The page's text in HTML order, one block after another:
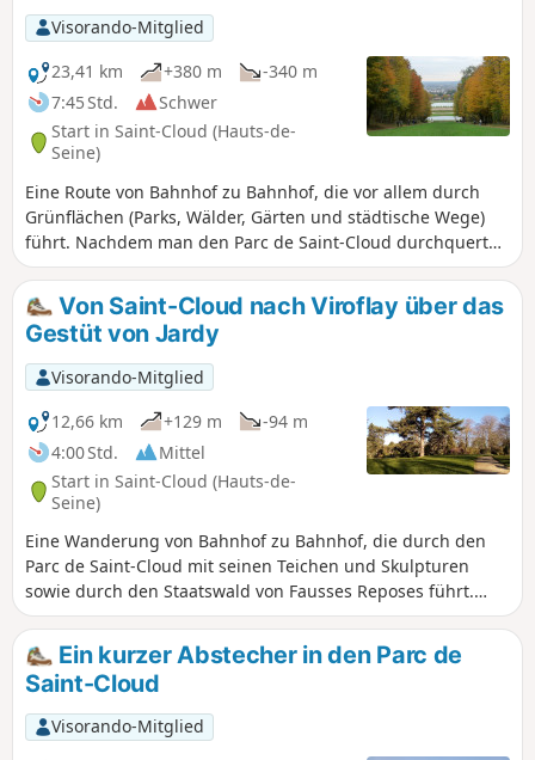
Visorando-Mitglied
23,41 km
+380 m
-340 m
7:45 Std.
Schwer
Start in Saint-Cloud (Hauts-de-
Seine)
Eine Route von Bahnhof zu Bahnhof, die vor allem durch
Grünflächen (Parks, Wälder, Gärten und städtische Wege)
führt. Nachdem man den Parc de Saint-Cloud durchquert
und Marnes-la-Coquette sowie Vaucresson passiert hat,
führt die Route durch die Wälder und Straßen von La-Celle-
Saint-Cloud und Louveciennes, dann durch den Parc de
Marly, bevor sie über den Wald und einige Wanderwege
L'Étang-la-Ville (Bahnhof Saint-Nom-la-Bretèche / Forêt de
Marly) erreicht. Er ermöglicht es zudem, mehrere Bahnhöfe
derselben Linie zu erreichen und die Strecke je nach
Kondition, Lust und Wetter anzupassen.
Von Saint-Cloud nach Viroflay über das
Gestüt von Jardy
Visorando-Mitglied
12,66 km
+129 m
-94 m
4:00 Std.
Mittel
Start in Saint-Cloud (Hauts-de-
Seine)
Eine Wanderung von Bahnhof zu Bahnhof, die durch den
Parc de Saint-Cloud mit seinen Teichen und Skulpturen
sowie durch den Staatswald von Fausses Reposes führt.
Dazwischen verleiht das dörflich anmutende Marnes-la-
Coquette der Strecke einen schönen historischen Touch,
und das Gestüt von Jardy bietet die Gelegenheit, zwischen
weitläufigen Wiesen und den Anlagen eines bedeutenden
Reitzentrums zu schlendern.
Ein kurzer Abstecher in den Parc de
Saint-Cloud
Visorando-Mitglied